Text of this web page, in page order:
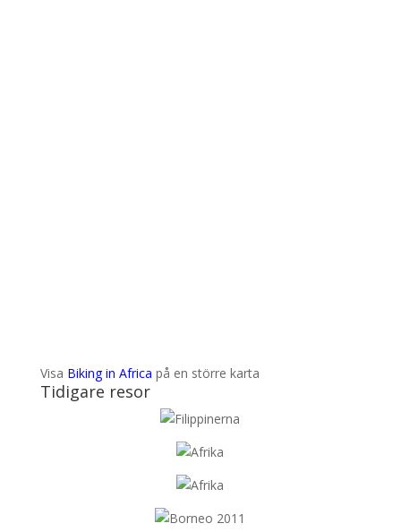
Visa Biking in Africa på en större karta
Tidigare resor